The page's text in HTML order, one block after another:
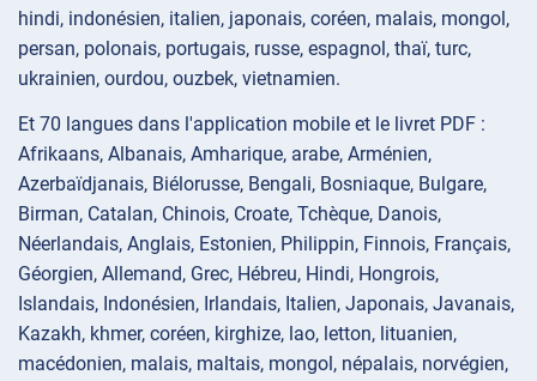
hindi, indonésien, italien, japonais, coréen, malais, mongol,
persan, polonais, portugais, russe, espagnol, thaï, turc,
ukrainien, ourdou, ouzbek, vietnamien.
Et 70 langues dans l'application mobile et le livret PDF :
Afrikaans, Albanais, Amharique, arabe, Arménien,
Azerbaïdjanais, Biélorusse, Bengali, Bosniaque, Bulgare,
Birman, Catalan, Chinois, Croate, Tchèque, Danois,
Néerlandais, Anglais, Estonien, Philippin, Finnois, Français,
Géorgien, Allemand, Grec, Hébreu, Hindi, Hongrois,
Islandais, Indonésien, Irlandais, Italien, Japonais, Javanais,
Kazakh, khmer, coréen, kirghize, lao, letton, lituanien,
macédonien, malais, maltais, mongol, népalais, norvégien,